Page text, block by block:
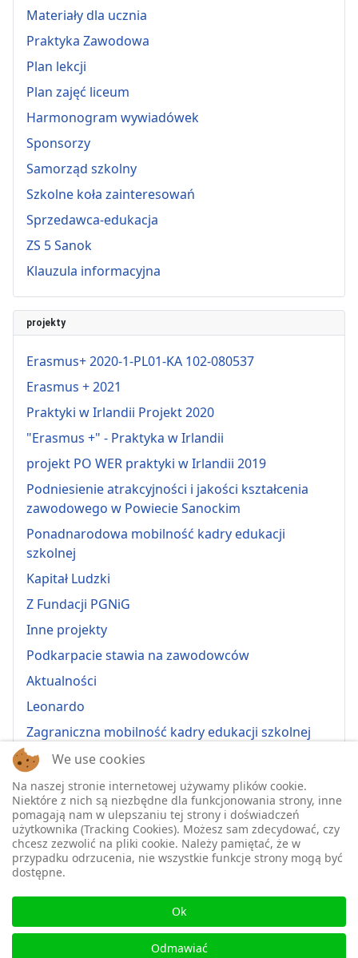
Materiały dla ucznia
Praktyka Zawodowa
Plan lekcji
Plan zajęć liceum
Harmonogram wywiadówek
Sponsorzy
Samorząd szkolny
Szkolne koła zainteresowań
Sprzedawca-edukacja
ZS 5 Sanok
Klauzula informacyjna
projekty
Erasmus+ 2020-1-PL01-KA 102-080537
Erasmus + 2021
Praktyki w Irlandii Projekt 2020
"Erasmus +" - Praktyka w Irlandii
projekt PO WER praktyki w Irlandii 2019
Podniesienie atrakcyjności i jakości kształcenia
zawodowego w Powiecie Sanockim
Ponadnarodowa mobilność kadry edukacji
szkolnej
Kapitał Ludzki
Z Fundacji PGNiG
Inne projekty
Podkarpacie stawia na zawodowców
Aktualności
Leonardo
Zagraniczna mobilność kadry edukacji szkolnej
Erasmus+ 2022-1-PL01-KA121-VET-000064815
Erasmus + 2022-1-PL01-KA121-SCH-000064635
Erasmus + 2023-1-PL01-KA121-SCH-000135484
Erasmus + 2023-1-PL01-KA121-VET-000139220
ERASMUS+ 2024-1-PL01-KA121-VET-000224230
Erasmus+ 2024-1-PL01-KA121-SCH-000218148
Erasmus+ 2025-1-PL01-KA121-SCH-000333157
2025-1-PL01-KA121-VET-000326447
We use cookies
Na naszej stronie internetowej używamy plików cookie.
Niektóre z nich są niezbędne dla funkcjonowania strony, inne
pomagają nam w ulepszaniu tej strony i doświadczeń
użytkownika (Tracking Cookies). Możesz sam zdecydować, czy
chcesz zezwolić na pliki cookie. Należy pamiętać, że w
przypadku odrzucenia, nie wszystkie funkcje strony mogą być
dostępne.
Ok
Odmawiać